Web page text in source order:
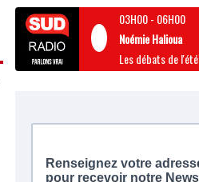
03H00- 06H00
Noémie Halioua
Les débats de l'été